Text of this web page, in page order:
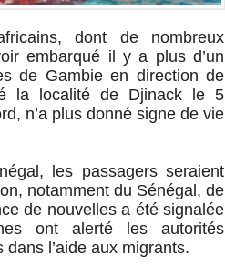
dont de nombreux
embarqué il y a plus d’un
de Gambie en direction de
la localité de Djinack le 5
n’a plus donné signe de vie
les passagers seraient
notamment du Sénégal, de
de nouvelles a été signalée
ont alerté les autorités
l’aide aux migrants.